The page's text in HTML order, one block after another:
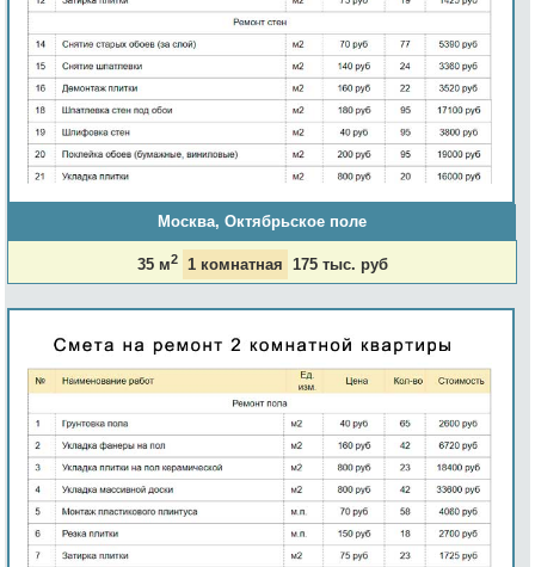
Москва, Октябрьское поле
35 м2 1 комнатная 175 тыс. руб